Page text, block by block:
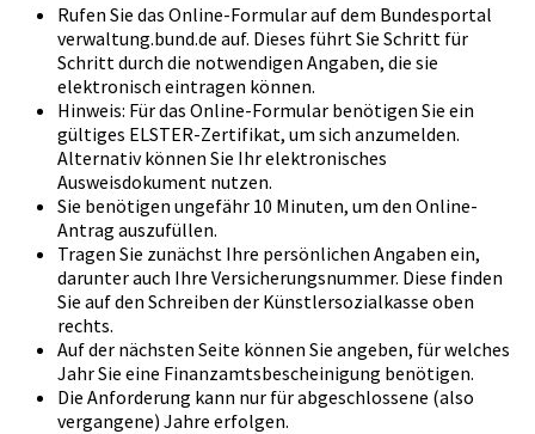
Rufen Sie das Online-Formular auf dem Bundesportal
verwaltung.bund.de auf. Dieses führt Sie Schritt für
Schritt durch die notwendigen Angaben, die sie
elektronisch eintragen können.
Hinweis: Für das Online-Formular benötigen Sie ein
gültiges ELSTER-Zertifikat, um sich anzumelden.
Alternativ können Sie Ihr elektronisches
Ausweisdokument nutzen.
Sie benötigen ungefähr 10 Minuten, um den Online-
Antrag auszufüllen.
Tragen Sie zunächst Ihre persönlichen Angaben ein,
darunter auch Ihre Versicherungsnummer. Diese finden
Sie auf den Schreiben der Künstlersozialkasse oben
rechts.
Auf der nächsten Seite können Sie angeben, für welches
Jahr Sie eine Finanzamtsbescheinigung benötigen.
Die Anforderung kann nur für abgeschlossene (also
vergangene) Jahre erfolgen.